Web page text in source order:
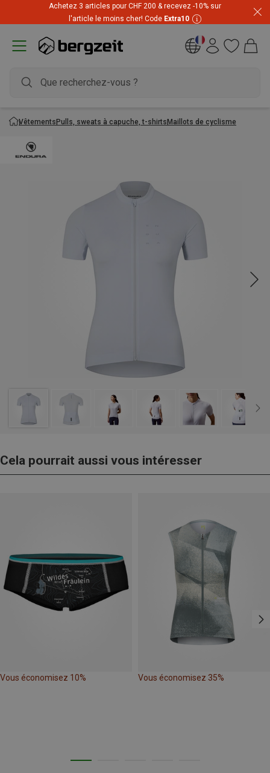
Achetez 3 articles pour CHF 200 & recevez -10% sur
l'article le moins cher! Code Extra10
VêtementsPulls, sweats à capuche, t-shirtsMaillots de cyclisme
Cela pourrait aussi vous intéresser
Vous économisez 10% Vous économisez 35%